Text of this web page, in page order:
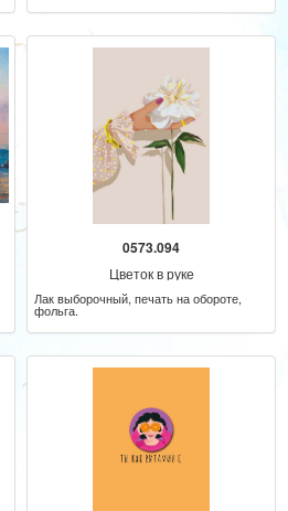
0573.094
Цветок в руке
Лак выборочный, печать на обороте,
фольга.